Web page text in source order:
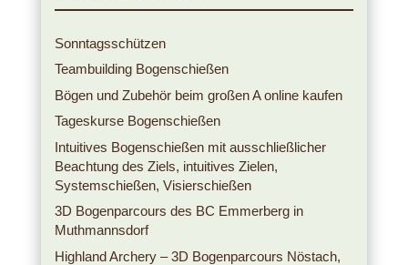
Sonntagsschützen
Teambuilding Bogenschießen
Bögen und Zubehör beim großen A online kaufen
Tageskurse Bogenschießen
Intuitives Bogenschießen mit ausschließlicher
Beachtung des Ziels, intuitives Zielen,
Systemschießen, Visierschießen
3D Bogenparcours des BC Emmerberg in
Muthmannsdorf
Highland Archery – 3D Bogenparcours Nöstach,